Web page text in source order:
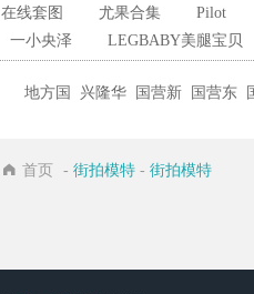
在线套图 尤果合集 Pilot
一小央泽
LEGBABY美腿宝贝
地方国
林场
兴隆华 国营新 国营东
首页 - 街拍模特 - 街拍模特